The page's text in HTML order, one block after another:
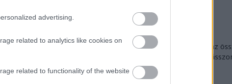
advertising.
related to analytics like cookies on
related to functionality of the website
Dokumentumtár
Dokumentumok
Itt egyben található meg az
akinek van kedve -
Archívum